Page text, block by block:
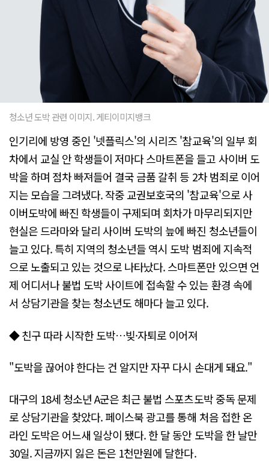
청소년 도박 관련 이미지. 게티이미지뱅크
인기리에 방영 중인 '넷플릭스'의 시리즈 '참교육'의 일부 회
차에서 교실 안 학생들이 저마다 스마트폰을 들고 사이버 도
박을 하며 점차 빠져들어 결국 금품 갈취 등 2차 범죄로 이어
지는 모습을 그려냈다. 작중 교권보호국의 '참교육'으로 사
이버도박에 빠진 학생들이 구제되며 회차가 마무리되지만
현실은 드라마와 달리 사이버 도박의 늪에 빠진 청소년들이
늘고 있다. 특히 지역의 청소년들 역시 도박 범죄에 지속적
으로 노출되고 있는 것으로 나타났다. 스마트폰만 있으면 언
제 어디서나 불법 도박 사이트에 접속할 수 있는 환경 속에
서 상담기관을 찾는 청소년도 해마다 늘고 있다.
◆ 친구 따라 시작한 도박…빚·자퇴로 이어져
"도박을 끊어야 한다는 건 알지만 자꾸 다시 손대게 돼요."
대구의 18세 청소년 A군은 최근 불법 스포츠도박 중독 문제
로 상담기관을 찾았다. 페이스북 광고를 통해 처음 접한 온
라인 도박은 어느새 일상이 됐다. 한 달 동안 도박을 한 날만
30일. 지금까지 잃은 돈은 1천만원에 달한다.